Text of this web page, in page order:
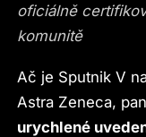
oficiálně
komunitě
Ač je Sputnik V
Astra Zeneca,
urychlené